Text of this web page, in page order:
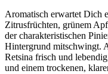
Aromatisch erwartet Dich
Zitrusfrüchten, grünem
der charakteristischen
Hintergrund mitschwingt.
Retsina frisch und
und einem trockenen,